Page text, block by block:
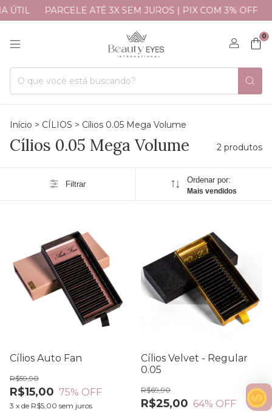
ÚTIL PARCELE ATÉ 3X SEM JUROS | PIX COM 3% OFF
0
Início > CÍLIOS > Cílios 0.05 Mega Volume
Cílios 0.05 Mega Volume 2 produtos
Filtrar Ordenar por:
Mais vendidos
Cílios Auto Fan
R$15,00
R$59,90
75% OFF
3 x de R$5,00 sem juros
Cílios Velvet - Regular
0.05
R$25,00
R$69,90
64% OFF